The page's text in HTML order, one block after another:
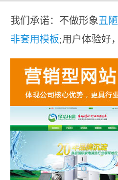
我们承诺：不做形象丑陋
非套用模板;用户体验好，